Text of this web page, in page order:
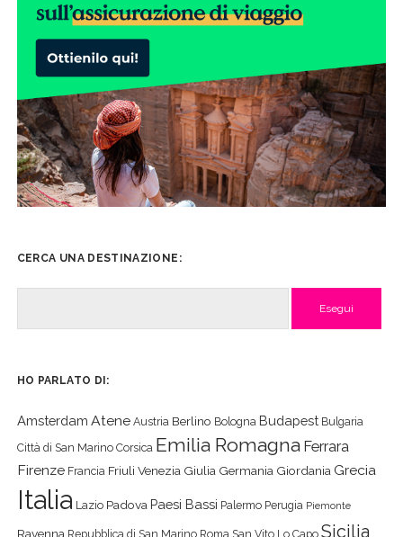
CERCA UNA DESTINAZIONE:
HO PARLATO DI:
Amsterdam Atene Austria Berlino Bologna Budapest Bulgaria
Città di San Marino Corsica Emilia Romagna Ferrara
Firenze Francia Friuli Venezia Giulia Germania Giordania Grecia
Italia Lazio Padova Paesi Bassi Palermo Perugia Piemonte
Ravenna Repubblica di San Marino Roma San Vito Lo Capo Sicilia